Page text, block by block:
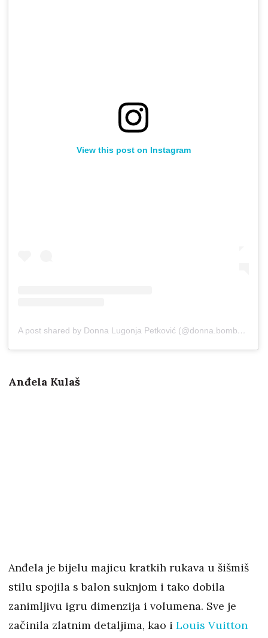
View this post on Instagram
A post shared by Donna Lugonja Petković (@donna.bombonna)
Anđela Kulaš
Anđela je bijelu majicu kratkih rukava u šišmiš
stilu spojila s balon suknjom i tako dobila
zanimljivu igru dimenzija i volumena. Sve je
začinila zlatnim detaljima, kao i Louis Vuitton